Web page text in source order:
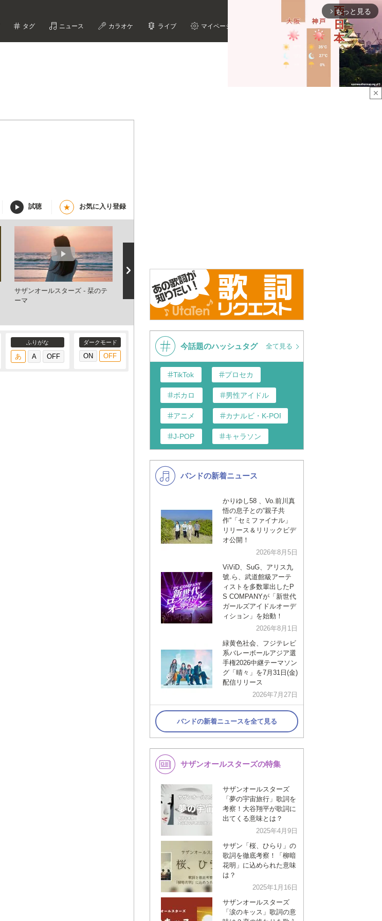
タグ ニュース カラオケ ライブ マイページ
試聴 ★ お気に入り登録
サザンオールスターズ - 栞のテ
ーマ
高音質!! サザンオールスターズ
茅ケ崎2023ライブから”栞のテー
栞のテーマ / サザンオールスタ
ーズ (歌詞入り)
ふりがな ダークモード
close
arrow_forward_ios もっと見る
今話題のハッシュタグ 全て見る
TikTok プロセカ
ボカロ 男性アイドル
アニメ カナルビ・K-POP和訳
J-POP キャラソン
K-POP バンド
洋楽
VTuber ディズニー
バンドの新着ニュース
かりゆし58 、Vo.前川真
悟の息子との“親子共
作”「セミファイナル」
リリース＆リリックビデ
オ公開！
2026年8月5日
ViViD、SuG、アリス九
號.ら、武道館級アーテ
ィストを多数輩出したP
S COMPANYが「新世代
ガールズアイドルオーデ
ィション」を始動！
2026年8月1日
緑黄色社会、フジテレビ
系バレーボールアジア選
手権2026中継テーマソン
グ「晴々」を7月31日(金)
配信リリース
2026年7月27日
バンドの新着ニュースを全て見る
サザンオールスターズの特集
サザンオールスターズ
「夢の宇宙旅行」歌詞を
考察！大谷翔平が歌詞に
出てくる意味とは？
2025年4月9日
サザン「桜、ひらり」の
歌詞を徹底考察！「柳暗
花明」に込められた意味
は？
2025年1月16日
サザンオールスターズ
「涙のキッス」歌詞の意